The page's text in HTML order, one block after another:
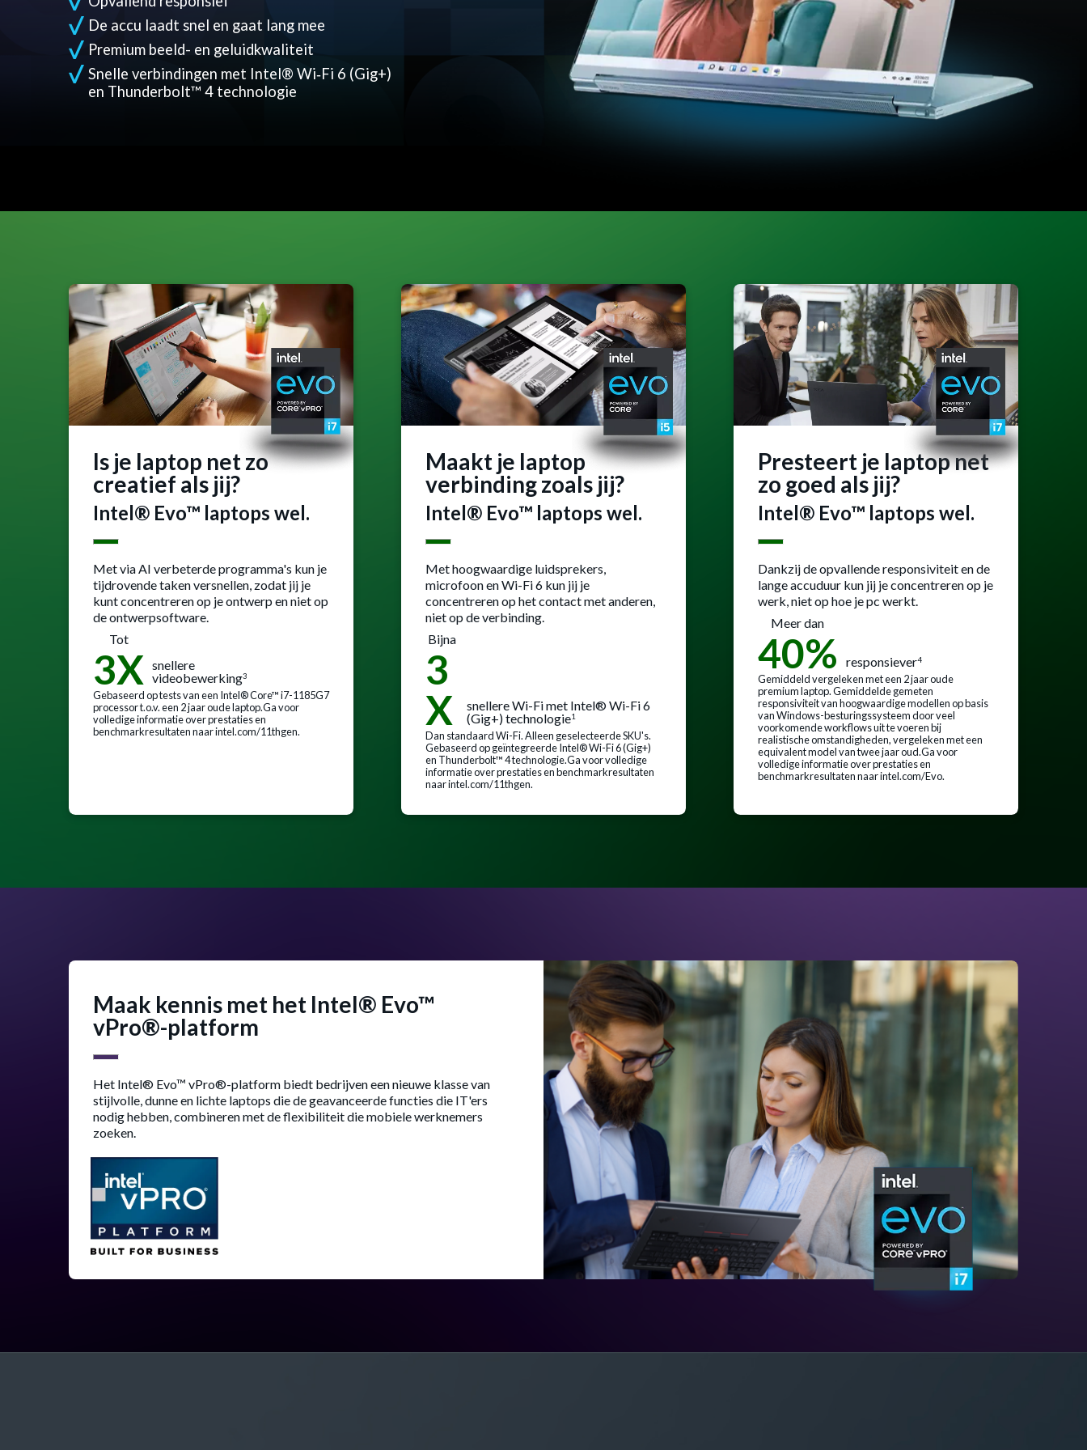
De accu laadt snel en gaat lang mee
Premium beeld- en geluidkwaliteit
Snelle verbindingen met Intel® Wi‑Fi 6 (Gig+)
en Thunderbolt™ 4 technologie
Is je laptop net zo
creatief als jij?
Intel® Evo™ laptops wel.
Met via AI verbeterde programma's kun je
tijdrovende taken versnellen, zodat jij je
kunt concentreren op je ontwerp en niet op
de ontwerpsoftware.
Tot
3X snellere
videobewerking3
Gebaseerd op tests van een Intel® Core™ i7-1185G7
processor t.o.v. een 2 jaar oude laptop.Ga voor
volledige informatie over prestaties en
benchmarkresultaten naar intel.com/11thgen.
Maakt je laptop
verbinding zoals jij?
Intel® Evo™ laptops wel.
Met hoogwaardige luidsprekers,
microfoon en Wi-Fi 6 kun jij je
concentreren op het contact met anderen,
niet op de verbinding.
Bijna
3
X
snellere Wi-Fi met Intel® Wi-Fi 6
(Gig+) technologie1
Dan standaard Wi-Fi. Alleen geselecteerde SKU's.
Gebaseerd op geïntegreerde Intel® Wi-Fi 6 (Gig+)
en Thunderbolt™ 4 technologie.Ga voor volledige
informatie over prestaties en benchmarkresultaten
naar intel.com/11thgen.
Presteert je laptop net
zo goed als jij?
Intel® Evo™ laptops wel.
Dankzij de opvallende responsiviteit en de
lange accuduur kun jij je concentreren op je
werk, niet op hoe je pc werkt.
Meer dan
40% responsiever4
Gemiddeld vergeleken met een 2 jaar oude
premium laptop. Gemiddelde gemeten
responsiviteit van hoogwaardige modellen op basis
van Windows-besturingssysteem door veel
voorkomende workflows uit te voeren bij
realistische omstandigheden, vergeleken met een
equivalent model van twee jaar oud.Ga voor
volledige informatie over prestaties en
benchmarkresultaten naar intel.com/Evo.
Maak kennis met het Intel® Evo™
vPro®-platform
Het Intel® Evo™ vPro®-platform biedt bedrijven een nieuwe klasse van
stijlvolle, dunne en lichte laptops die de geavanceerde functies die IT'ers
nodig hebben, combineren met de flexibiliteit die mobiele werknemers
zoeken.